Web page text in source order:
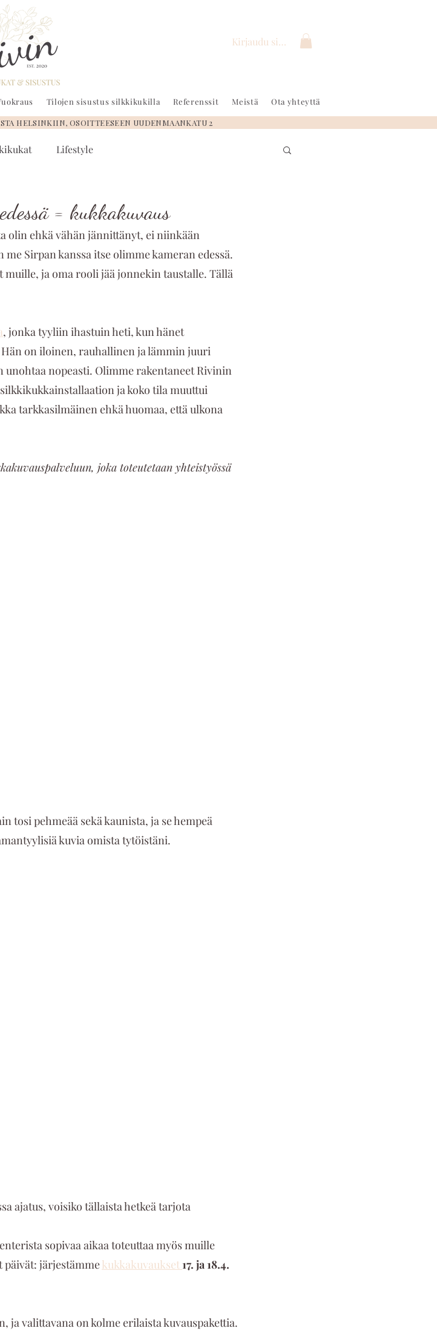
Kirjaudu sisään
Tilojen sisustus silkkikukilla Referenssit Meistä Ota yhteyttä
Lifestyle
= kukkakuvaus
olin ehkä vähän jännittänyt, ei niinkään
Sirpan kanssa itse olimme kameran edessä.
ja oma rooli jää jonnekin taustalle. Tällä
, jonka tyyliin ihastuin heti, kun hänet
on iloinen, rauhallinen ja lämmin juuri
nopeasti. Olimme rakentaneet Rivinin
ja koko tila muuttui
tarkkasilmäinen ehkä huomaa, että ulkona
joka toteutetaan yhteistyössä
tosi pehmeää sekä kaunista, ja se hempeä
kuvia omista tytöistäni.
ajatus, voisiko tällaista hetkeä tarjota
sopivaa aikaa toteuttaa myös muille
päivät: järjestämme kukkakuvaukset 17. ja 18.4.
ja valittavana on kolme erilaista kuvauspakettia.
HELSINKIIN, OSOITTEESEEN UUDENMAANKATU 2